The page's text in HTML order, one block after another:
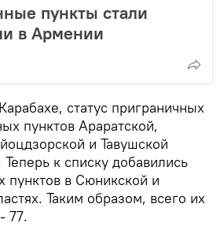
пункты стали
в Армении
статус приграничных
пунктов Араратской,
и Тавушской
к списку добавились
в Сюникской и
Таким образом, всего их
77.